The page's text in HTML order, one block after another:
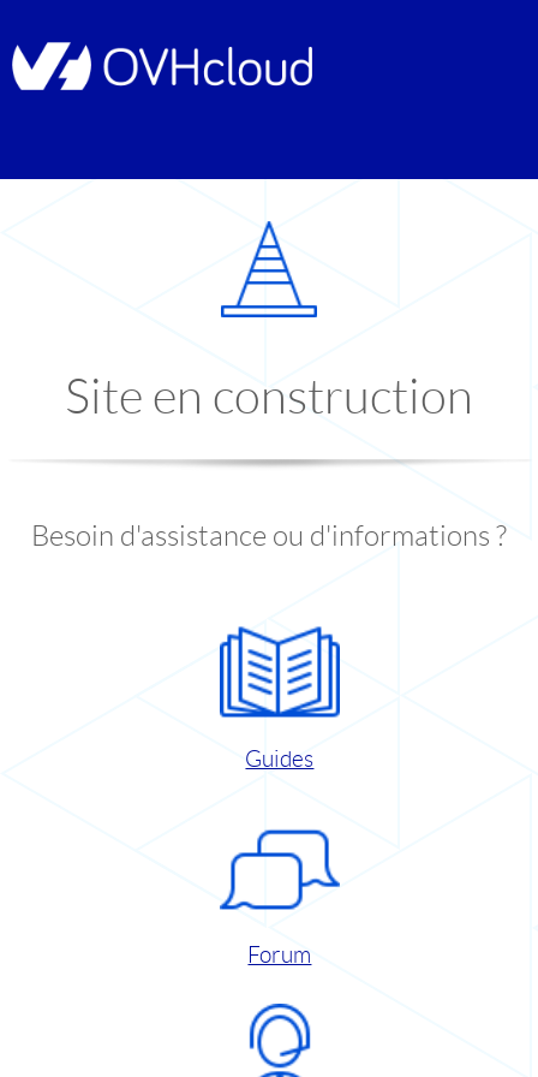
Site en construction
Besoin d'assistance ou d'informations ?
Guides
Forum